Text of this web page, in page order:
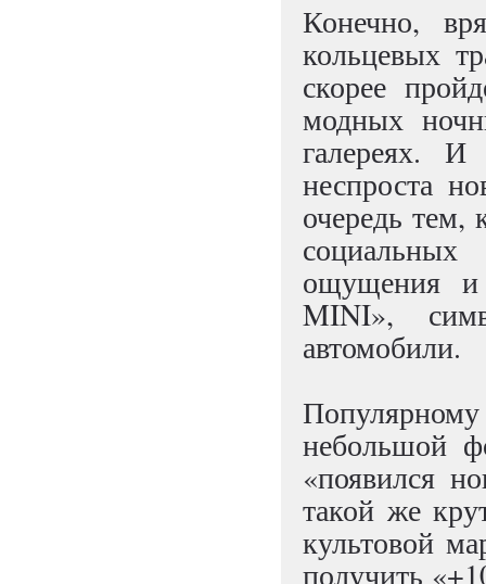
Конечно,
кольцевых
скорее
модных
галереях.
неспроста
очередь тем,
ощущения и
MINI»,
автомобили.
небольшой
«появился
такой же
культовой
получить